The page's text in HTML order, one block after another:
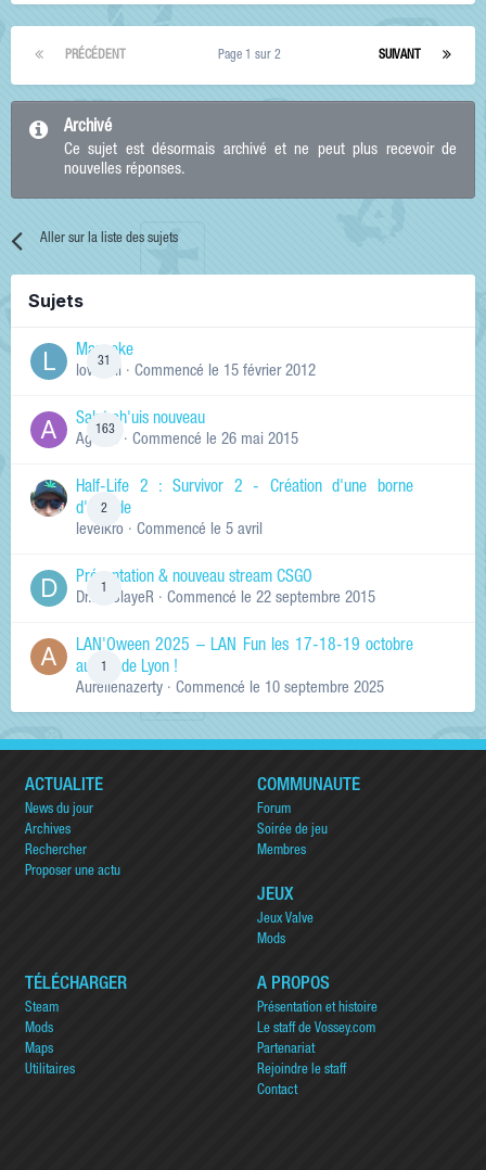
PRÉCÉDENT SUIVANT
Page 1 sur 2
Archivé
Ce sujet est désormais archivé et ne peut plus recevoir de
nouvelles réponses.
Aller sur la liste des sujets
Sujets
31
Manneke
lowskill · Commencé le 15 février 2012
163
Salut ch'uis nouveau
Ag0Nie · Commencé le 26 mai 2015
2
Half-Life 2 : Survivor 2 - Création d'une borne
d'arcade
levelkro · Commencé le 5 avril
Présentation & nouveau stream CSGO
Dr.KinSlayeR · Commencé le 22 septembre 2015
LAN'Oween 2025 – LAN Fun les 17-18-19 octobre
au sud de Lyon !
Aurelienazerty · Commencé le 10 septembre 2025
ACTUALITÉ
News du jour
Archives
Rechercher
Proposer une actu
COMMUNAUTÉ
Forum
Soirée de jeu
Membres
JEUX
Jeux Valve
Mods
TÉLÉCHARGER
Steam
Mods
Maps
Utilitaires
A PROPOS
Présentation et histoire
Le staff de Vossey.com
Partenariat
Rejoindre le staff
Contact